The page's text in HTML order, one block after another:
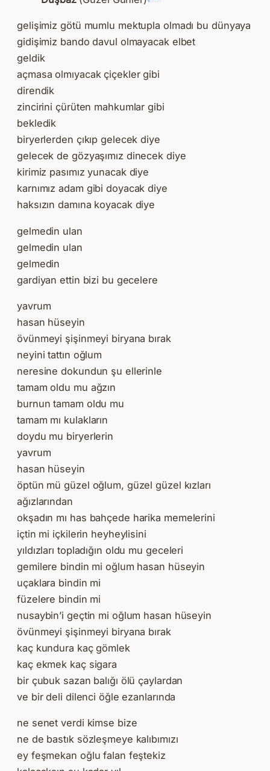
gelişimiz götü mumlu mektupla olmadı bu dünyaya
gidişimiz bando davul olmayacak elbet
geldik
açmasa olmıyacak çiçekler gibi
direndik
zincirini çürüten mahkumlar gibi
bekledik
biryerlerden çıkıp gelecek diye
gelecek de gözyaşımız dinecek diye
kirimiz pasımız yunacak diye
karnımız adam gibi doyacak diye
haksızın damına koyacak diye
gelmedin ulan
gelmedin ulan
gelmedin
gardiyan ettin bizi bu gecelere
yavrum
hasan hüseyin
övünmeyi şişinmeyi biryana bırak
neyini tattın oğlum
neresine dokundun şu ellerinle
tamam oldu mu ağzın
burnun tamam oldu mu
tamam mı kulakların
doydu mu biryerlerin
yavrum
hasan hüseyin
öptün mü güzel oğlum, güzel güzel kızları
ağızlarından
okşadın mı has bahçede harika memelerini
içtin mi içkilerin heyheylisini
yıldızları topladığın oldu mu geceleri
gemilere bindin mi oğlum hasan hüseyin
uçaklara bindin mi
füzelere bindin mi
nusaybin’i geçtin mi oğlum hasan hüseyin
övünmeyi şişinmeyi biryana bırak
kaç kundura kaç gömlek
kaç ekmek kaç sigara
bir çubuk sazan balığı ölü çaylardan
ve bir deli dilenci öğle ezanlarında
ne senet verdi kimse bize
ne de bastık sözleşmeye kalıbımızı
ey feşmekan oğlu falan feştekiz